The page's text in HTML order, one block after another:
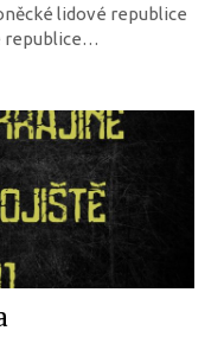
lidové republice
republice…